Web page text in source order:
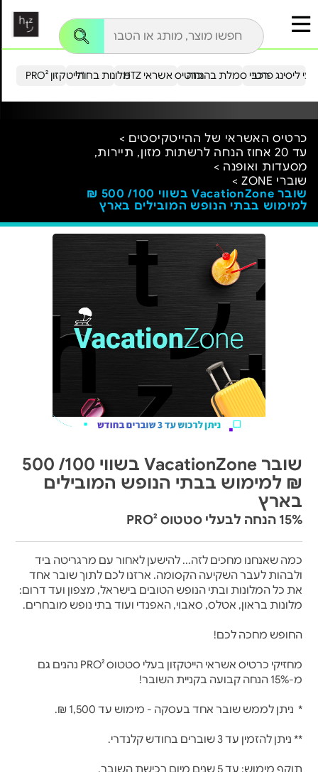
הייטקזון PRO²מלונות בחו"ל כרטיס אשראי HTZ ליסינג פרטירכבי סמלת בהנחה
כרטיס האשראי של ההייטקיסטים >
עד 20 אחוז הנחה לרשתות מזון, תיירות,
מסעדות ואופנה >
שוברי ZONE >
שובר VacationZone בשווי 100/ 500 ₪
למימוש בבתי הנופש המובילים בארץ
שובר VacationZone בשווי 100/ 500
₪ למימוש בבתי הנופש המובילים
בארץ
15% הנחה לבעלי סטטוס PRO²
כמה שאנחנו מחכים לזה... להישען לאחור עם מרגריטה ביד
ולבהות לעבר השקיעה הקסומה. ארזנו לכם לתוך שובר אחד
את כל המלונות ובתי הנופש הטובים בישראל, מצפון ועד דרום:
מלונות בראון, אטלס, סאבוי, האפנדי ועוד בתי נופש מובחרים.
החופש מחכה לכם!
מחזיקי כרטיס אשראי הייטקזון בעלי סטטוס PRO² נהנים גם
מ-15% הנחה קבועה בקניית השובר!
* ניתן לממש שובר אחד בעסקה - מימוש עד 1,500 ₪.
** ניתן להזמין עד 3 שוברים בחודש קלנדרי.
תוקף מימוש: עד 5 שנים מיום רכישת השובר.